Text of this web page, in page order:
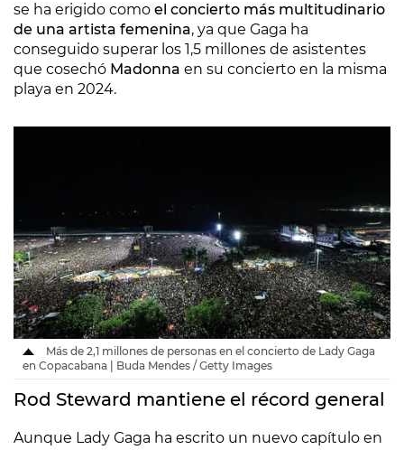
se ha erigido como el concierto más multitudinario
de una artista femenina, ya que Gaga ha
conseguido superar los 1,5 millones de asistentes
que cosechó Madonna en su concierto en la misma
playa en 2024.
Más de 2,1 millones de personas en el concierto de Lady Gaga
en Copacabana | Buda Mendes / Getty Images
Rod Steward mantiene el récord general
Aunque Lady Gaga ha escrito un nuevo capítulo en